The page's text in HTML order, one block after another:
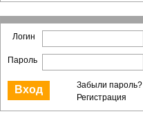
Логин
Пароль
Забыли пароль?
Регистрация